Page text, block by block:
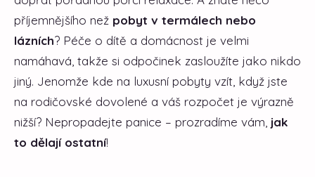
příjemnějšího než pobyt v termálech nebo
lázních? Péče o dítě a domácnost je velmi
namáhavá, takže si odpočinek zasloužíte jako nikdo
jiný. Jenomže kde na luxusní pobyty vzít, když jste
na rodičovské dovolené a váš rozpočet je výrazně
nižší? Nepropadejte panice – prozradíme vám, jak
to dělají ostatní!